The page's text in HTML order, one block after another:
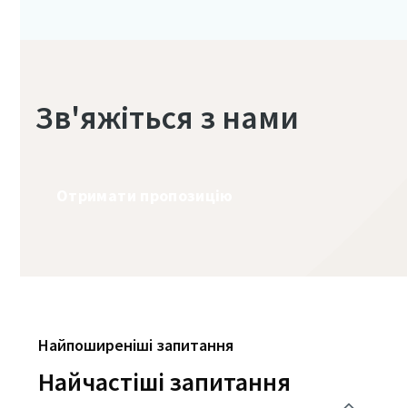
Зв'яжіться з нами
Найпоширеніші запитання
Найчастіші запитання